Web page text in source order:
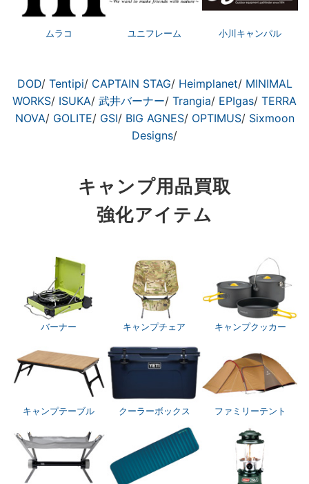
ムラコ ユニフレーム 小川キャンパル
DOD/ Tentipi/ CAPTAIN STAG/ Heimplanet/ MINIMAL
WORKS/ ISUKA/ 武井バーナー/ Trangia/ EPIgas/ TERRA
NOVA/ GOLITE/ GSI/ BIG AGNES/ OPTIMUS/ Sixmoon
Designs/
キャンプ用品買取
強化アイテム
バーナー キャンプチェア キャンプクッカー
キャンプテーブル クーラーボックス ファミリーテント